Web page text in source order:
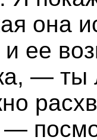
она
и ее
— ты
—